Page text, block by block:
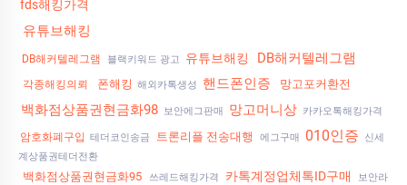
fds해킹가격
유튜브해킹
DB해커텔레그램 블랙키워드 광고 유튜브해킹 DB해커텔레그램
각종해킹의뢰 폰해킹 해외카톡생성 핸드폰인증 망고포커환전
백화점상품권현금화98 보안에그판매 망고머니상 카카오톡해킹가격
암호화폐구입 테더코인송금 트론리플 전송대행 에그구매 010인증
신세
계상품권테더전환
백화점상품권현금화95 쓰레드해킹가격 카톡계정업체톡ID구매 보안라